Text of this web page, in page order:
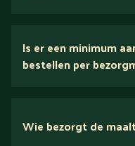
Is er een minimum
bestellen per
Wie bezorgt de